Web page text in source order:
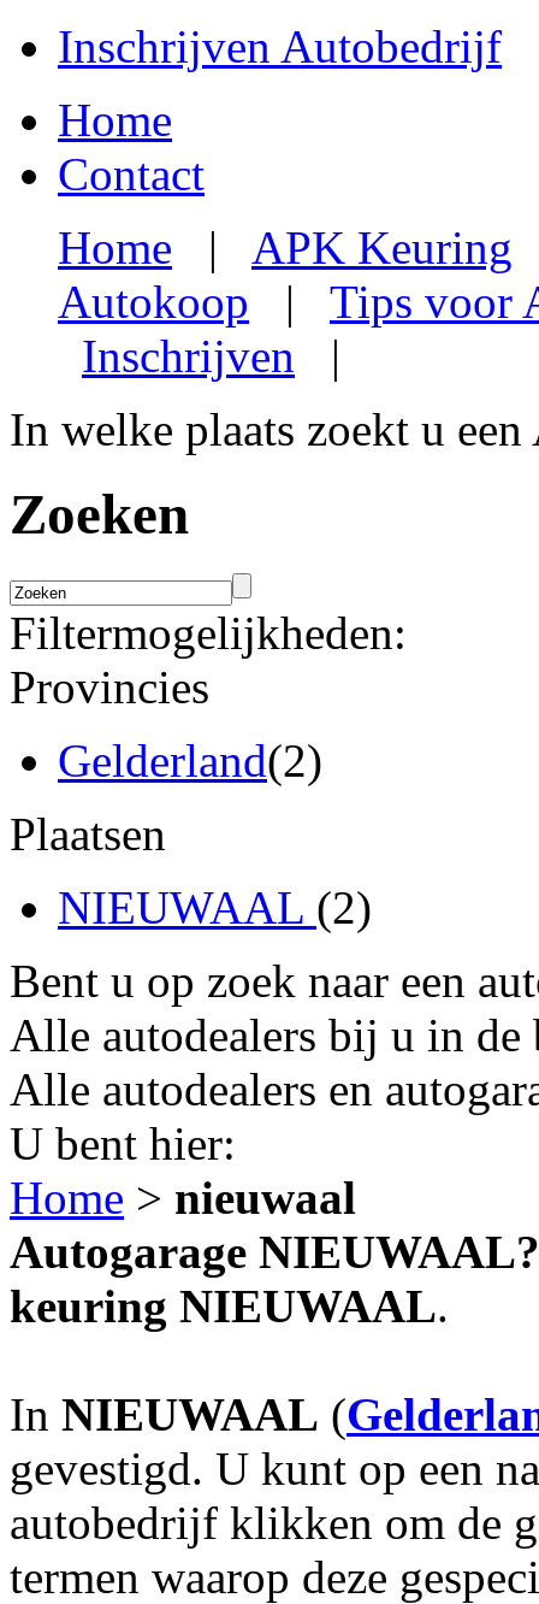
Inschrijven Autobedrijf
Home
Contact
Home | APK Keuring
Autokoop | Tips voor
Inschrijven |
In welke plaats zoekt u
Zoeken
Filtermogelijkheden:
Provincies
Gelderland(2)
Plaatsen
NIEUWAAL (2)
Bent u op zoek naar een
Alle autodealers bij u in
Alle autodealers en
U bent hier:
Home > nieuwaal
Autogarage
keuring NIEUWAAL.
In NIEUWAAL (
gevestigd. U kunt op een
autobedrijf klikken om de
termen waarop deze